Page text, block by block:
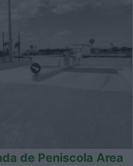
de Peniscola Area